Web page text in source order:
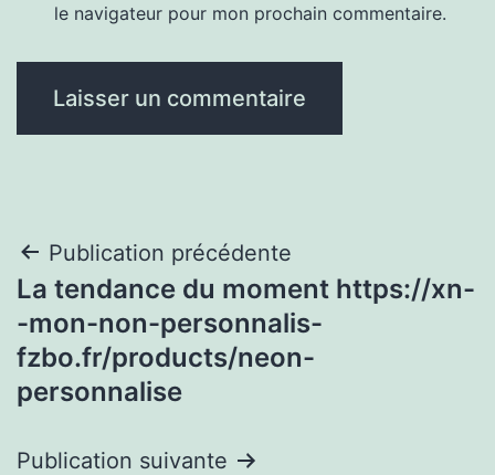
le navigateur pour mon prochain commentaire.
Navigation
de
l’article
Publication précédente
La tendance du moment https://xn-
-mon-non-personnalis-
fzbo.fr/products/neon-
personnalise
Publication suivante